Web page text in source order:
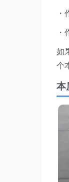
如
个
本